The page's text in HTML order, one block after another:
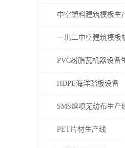
中空塑料建筑模板生
一出二中空建筑模板
PVC树脂瓦机器设备
HDPE海洋踏板设备
SMS熔喷无纺布生产
PET片材生产线